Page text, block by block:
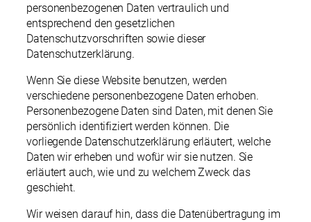
personenbezogenen Daten vertraulich und
entsprechend den gesetzlichen
Datenschutzvorschriften sowie dieser
Datenschutzerklärung.
Wenn Sie diese Website benutzen, werden
verschiedene personenbezogene Daten erhoben.
Personenbezogene Daten sind Daten, mit denen Sie
persönlich identifiziert werden können. Die
vorliegende Datenschutzerklärung erläutert, welche
Daten wir erheben und wofür wir sie nutzen. Sie
erläutert auch, wie und zu welchem Zweck das
geschieht.
Wir weisen darauf hin, dass die Datenübertragung im